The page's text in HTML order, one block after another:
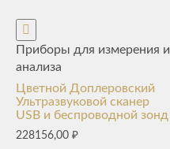
Приборы для измерения и
анализа
Цветной Доплеровский
Ультразвуковой сканер
USB и беспроводной зонд
228156,00 ₽